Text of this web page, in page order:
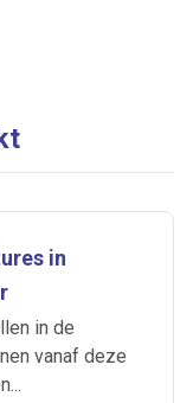
in
in de
vanaf deze